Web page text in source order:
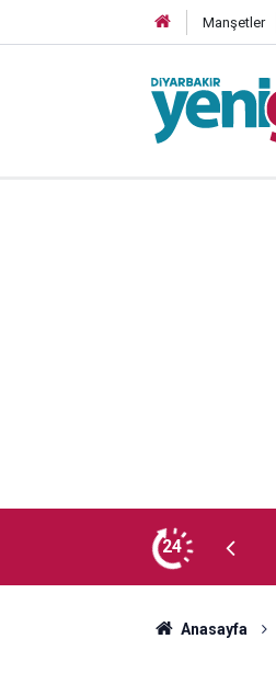
Manşetler
24
milyon Kürt var?
Anasayfa